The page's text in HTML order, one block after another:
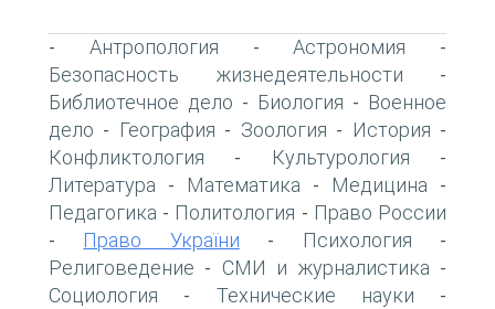
- Антропология -Астрономия -
Безопасность жизнедеятельности -
Библиотечное дело - Биология - Военное
дело - География - Зоология - История -
Конфликтология - Культурология -
Литература - Математика - Медицина -
Педагогика - Политология - Право России
- Право України - Психология -
Религоведение - СМИ и журналистика -
Социология - Технические науки -